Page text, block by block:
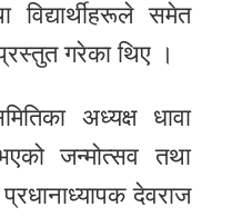
विद्यार्थीहरूले समेत
गरेका थिए ।
अध्यक्ष धावा
जन्मोत्सव तथा
प्रधानाध्यापक देवराज